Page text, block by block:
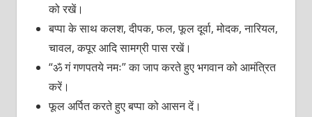
को रखें।
बप्पा के साथ कलश, दीपक, फल, फूल दूर्वा, मोदक, नारियल,
चावल, कपूर आदि सामग्री पास रखें।
“ॐ गं गणपतये नमः” का जाप करते हुए भगवान को आमंत्रित
करें।
फूल अर्पित करते हुए बप्पा को आसन दें।